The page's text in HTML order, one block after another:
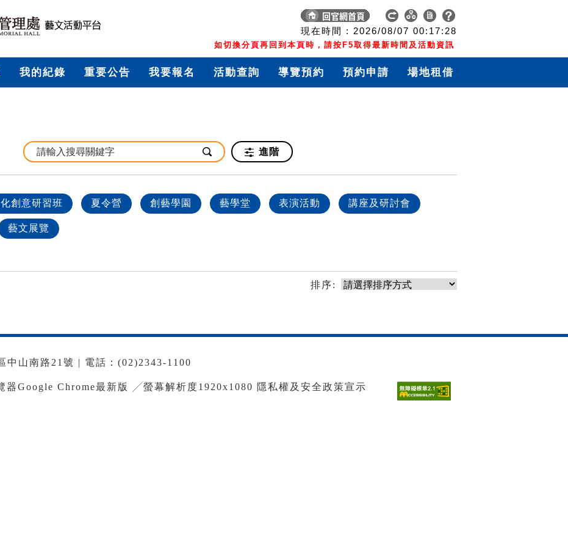
現在時間 : 2026/08/07 00:17:28
如切換分頁再回到本頁時，請按F5取得最新時間及活動資訊
我的紀錄 重要公告 我要報名 活動查詢 導覽預約 預約申請 場地租借
進階
創意研習班 夏令營 創藝學園 藝學堂 表演活動 講座及研討會
藝文展覽
排序:
中山南路21號 | 電話：(02)2343-1100
器Google Chrome最新版 ╱螢幕解析度1920x1080 隱私權及安全政策宣示